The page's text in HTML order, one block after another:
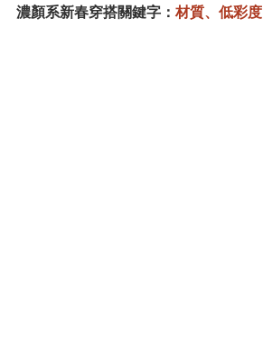
濃顏系新春穿搭關鍵字：材質、低彩度